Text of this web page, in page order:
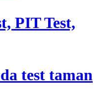
PIT Test,
test taman